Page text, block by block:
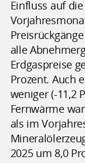
Einfluss auf
alle
Erdgaspreise
Prozent. Auch
weniger (-11,2
Fernwärme
als im
2025 um 8,0